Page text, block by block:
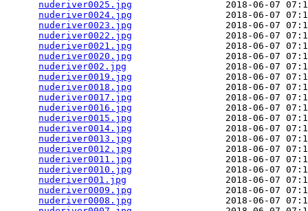
nuderiver0025.jpg
2018-06-07
nuderiver0024.jpg
2018-06-07
nuderiver0023.jpg
2018-06-07
nuderiver0022.jpg
2018-06-07
nuderiver0021.jpg
2018-06-07
nuderiver0020.jpg
2018-06-07
nuderiver002.jpg
2018-06-07
nuderiver0019.jpg
2018-06-07
nuderiver0018.jpg
2018-06-07
nuderiver0017.jpg
2018-06-07
nuderiver0016.jpg
2018-06-07
nuderiver0015.jpg
2018-06-07
nuderiver0014.jpg
2018-06-07
nuderiver0013.jpg
2018-06-07
nuderiver0012.jpg
2018-06-07
nuderiver0011.jpg
2018-06-07
nuderiver0010.jpg
2018-06-07
nuderiver001.jpg
2018-06-07
nuderiver0009.jpg
2018-06-07
nuderiver0008.jpg
2018-06-07